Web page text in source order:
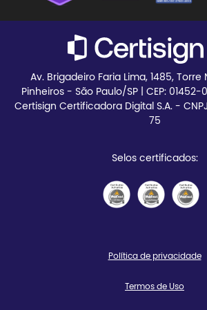
Av. Brigadeiro Faria Lima, 1485, Torre
Pinheiros - São Paulo/SP | CEP: 01452-
Certisign Certificadora Digital S.A. -
75
Selos certificados:
Política de privacidade
Termos de Uso